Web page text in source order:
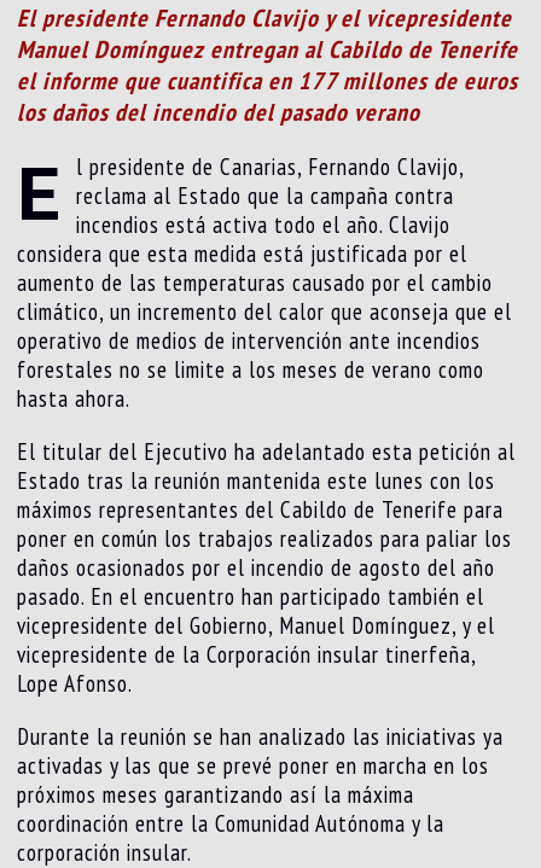
El presidente Fernando Clavijo y el vicepresidente
Manuel Domínguez entregan al Cabildo de Tenerife
el informe que cuantifica en 177 millones de euros
los daños del incendio del pasado verano
E
l presidente de Canarias, Fernando Clavijo,
reclama al Estado que la campaña contra
incendios está activa todo el año. Clavijo
considera que esta medida está justificada por el
aumento de las temperaturas causado por el cambio
climático, un incremento del calor que aconseja que el
operativo de medios de intervención ante incendios
forestales no se limite a los meses de verano como
hasta ahora.
El titular del Ejecutivo ha adelantado esta petición al
Estado tras la reunión mantenida este lunes con los
máximos representantes del Cabildo de Tenerife para
poner en común los trabajos realizados para paliar los
daños ocasionados por el incendio de agosto del año
pasado. En el encuentro han participado también el
vicepresidente del Gobierno, Manuel Domínguez, y el
vicepresidente de la Corporación insular tinerfeña,
Lope Afonso.
Durante la reunión se han analizado las iniciativas ya
activadas y las que se prevé poner en marcha en los
próximos meses garantizando así la máxima
coordinación entre la Comunidad Autónoma y la
corporación insular.